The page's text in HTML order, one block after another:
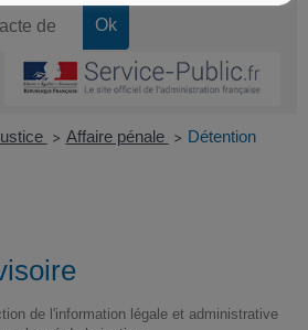
> Affaire pénale > Détention
de l'information légale et administrative